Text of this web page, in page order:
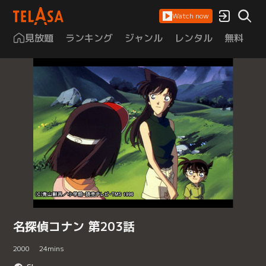
Watch now
見放題 ランキング ジャンル レンタル 無料
名探偵コナン 第203話
2000 24mins